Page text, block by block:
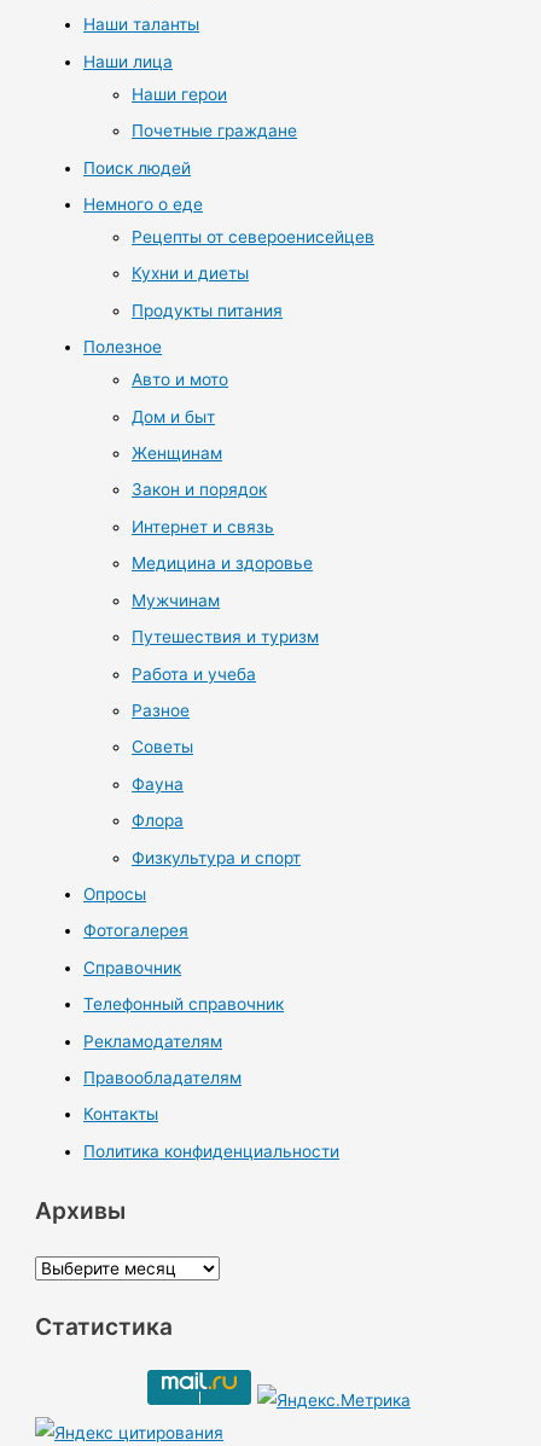
Наши таланты
Наши лица
Наши герои
Почетные граждане
Поиск людей
Немного о еде
Рецепты от североенисейцев
Кухни и диеты
Продукты питания
Полезное
Авто и мото
Дом и быт
Женщинам
Закон и порядок
Интернет и связь
Медицина и здоровье
Мужчинам
Путешествия и туризм
Работа и учеба
Разное
Советы
Фауна
Флора
Физкультура и спорт
Опросы
Фотогалерея
Справочник
Телефонный справочник
Рекламодателям
Правообладателям
Контакты
Политика конфиденциальности
Архивы
А
х
ы
Статистика